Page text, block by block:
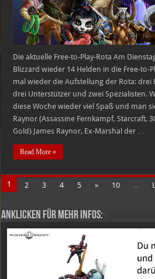
19.03.2018
Die aktuelle Free-to-Play-Rota Am
Blizzard wieder 14 Helden in die Free-to-
mal wieder die Aufstellung der Rota: drei
drei Unterstützer und zwei Spezialisten.
diese Woche wieder viel Spaß und man
Raynor (Assassine Fernkampf, Starcraft,
Gold) James Raynor, Ex-Marshal der …
Read More »
1 2 3 4 5 » 10 ...
Anklicken für mehr Infos: